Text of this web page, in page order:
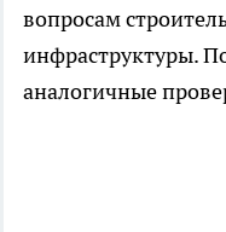
вопросам
инфраструктуры.
аналогичные